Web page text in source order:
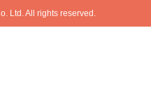
Ltd. All rights reserved.